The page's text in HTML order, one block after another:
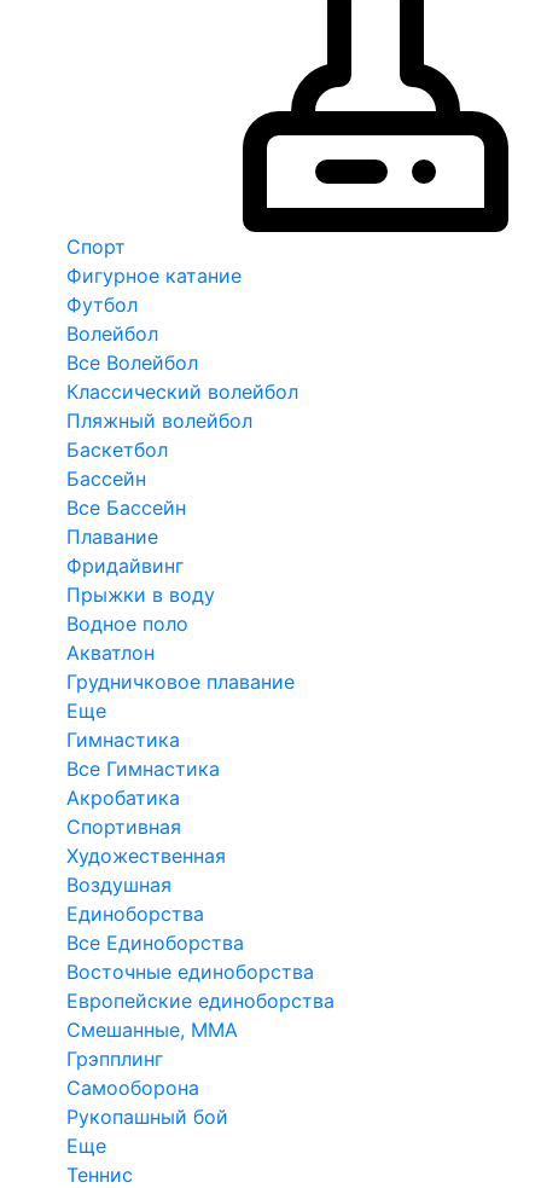
Спорт
Фигурное катание
Футбол
Волейбол
Все Волейбол
Классический волейбол
Пляжный волейбол
Баскетбол
Бассейн
Все Бассейн
Плавание
Фридайвинг
Прыжки в воду
Водное поло
Акватлон
Грудничковое плавание
Еще
Гимнастика
Все Гимнастика
Акробатика
Спортивная
Художественная
Воздушная
Единоборства
Все Единоборства
Восточные единоборства
Европейские единоборства
Смешанные, ММА
Грэпплинг
Самооборона
Рукопашный бой
Еще
Теннис